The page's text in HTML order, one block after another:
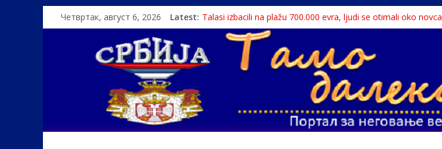
Четвртак, август 6, 2026 Latest: Talasi izbacili na plažu 700.000 evra, ljudi se otimali oko novca
Srbin zaspao na Dunavu, reka ga odnela u Rumuniju
Politika i seks glavne teme srpskih medija
U Srbiji pola miliona migranata, 100 000 stranaca se zaposlilo
Monasi spasili dete sa litice visoke 15 metara